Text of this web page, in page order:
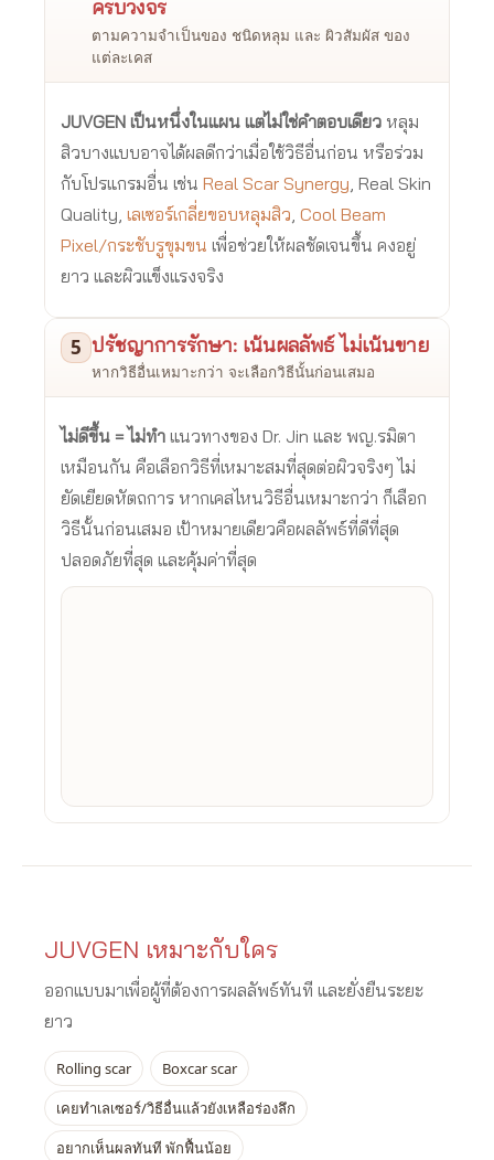
ครบวงจร
ตามความจำเป็นของ ชนิดหลุม และ ผิวสัมผัส ของ
แต่ละเคส
JUVGEN เป็นหนึ่งในแผน แต่ไม่ใช่คำตอบเดียว หลุม
สิวบางแบบอาจได้ผลดีกว่าเมื่อใช้วิธีอื่นก่อน หรือร่วม
กับโปรแกรมอื่น เช่น Real Scar Synergy , Real Skin
Quality, เลเซอร์เกลี่ยขอบหลุมสิว Cool Beam
Pixel/กระชับรูขุมขน เพื่อช่วยให้ผลชัดเจนขึ้น คงอยู่
ยาว และผิวแข็งแรงจริง
5 ปรัชญาการรักษา: เน้นผลลัพธ์ ไม่เน้นขาย
หากวิธีอื่นเหมาะกว่า จะเลือกวิธีนั้นก่อนเสมอ
ไม่ดีขึ้น = ไม่ทำ แนวทางของ Dr. Jin และ พญ.รมิตา
เหมือนกัน คือเลือกวิธีที่เหมาะสมที่สุดต่อผิวจริงๆ ไม่
ยัดเยียดหัตถการ หากเคสไหนวิธีอื่นเหมาะกว่า ก็เลือก
วิธีนั้นก่อนเสมอ เป้าหมายเดียวคือผลลัพธ์ที่ดีที่สุด
ปลอดภัยที่สุด และคุ้มค่าที่สุด
JUVGEN เหมาะกับใคร
ออกแบบมาเพื่อผู้ที่ต้องการผลลัพธ์ทันที และยั่งยืนระยะ
ยาว
Rolling scar
Boxcar scar
เคยทำเลเซอร์/วิธีอื่นแล้วยังเหลือร่องลึก
อยากเห็นผลทันที พักฟื้นน้อย